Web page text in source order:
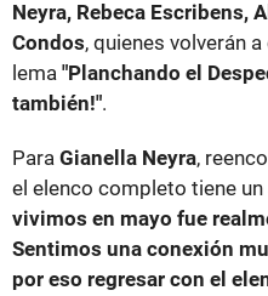
Neyra, Rebeca Escribens,
Condos, quienes volverán
lema "Planchando el
también!".
Para Gianella Neyra,
el elenco completo tiene
vivimos en mayo fue
Sentimos una conexión
por eso regresar con el